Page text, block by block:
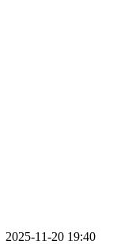
2025-11-20 19:40